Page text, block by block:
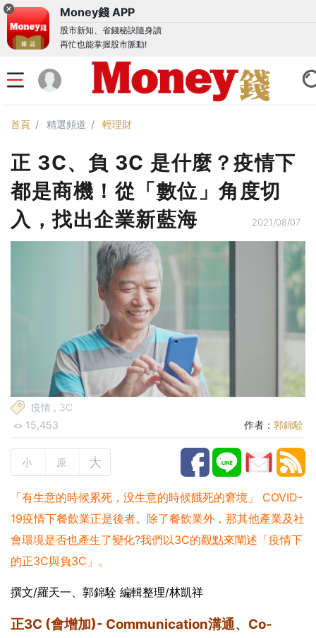
Money錢 APP
股市新知、省錢秘訣隨身讀
再忙也能掌握股市脈動!
首頁 精選頻道 輕理財
正 3C、負 3C 是什麼？疫情下
都是商機！從「數位」角度切
入，找出企業新藍海
2021/08/07
疫情 , 3C
15,453
作者： 郭錦駩
小 原 大
「有生意的時候累死，没生意的時候餓死的窘境」 COVID-
19疫情下餐飲業正是後者。除了餐飲業外，那其他產業及社
會環境是否也產生了變化?我們以3C的觀點來闡述「疫情下
的正3C與負3C」。
撰文/羅天一、郭錦駩 編輯整理/林凱祥
正3C (會增加)- Communication溝通、Co-